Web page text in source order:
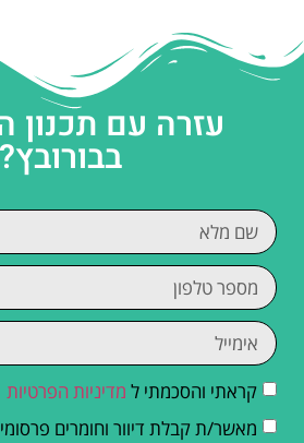
עזרה עם תכנון
בבורובץ?
קראתי והסכמתי ל מדיניות הפרטיות
מאשר/ת קבלת דיוור וחומרים